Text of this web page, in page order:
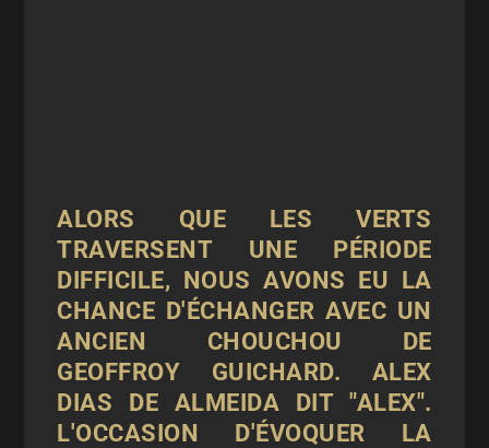
ALORS QUE LES VERTS
TRAVERSENT UNE PÉRIODE
DIFFICILE, NOUS AVONS EU LA
CHANCE D'ÉCHANGER AVEC UN
ANCIEN CHOUCHOU DE
GEOFFROY GUICHARD. ALEX
DIAS DE ALMEIDA DIT "ALEX".
L'OCCASION D'ÉVOQUER LA